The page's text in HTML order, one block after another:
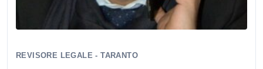
REVISORE LEGALE - TARANTO